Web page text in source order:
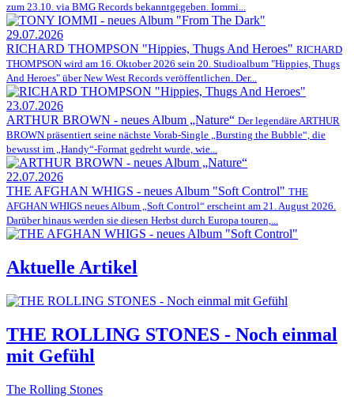
zum 23.10. via BMG Records bekanntgegeben. Iommi...
29.07.2026
RICHARD THOMPSON "Hippies, Thugs And Heroes" RICHARD
THOMPSON wird am 16. Oktober 2026 sein 20. Studioalbum "Hippies, Thugs
And Heroes" über New West Records veröffentlichen. Der...
23.07.2026
ARTHUR BROWN - neues Album „Nature“ Der legendäre ARTHUR
BROWN präsentiert seine nächste Vorab-Single „Bursting the Bubble“, die
bewusst im „Handy“-Format gedreht wurde, wie...
22.07.2026
THE AFGHAN WHIGS - neues Album "Soft Control" THE
AFGHAN WHIGS neues Album „Soft Control“ erscheint am 21. August 2026.
Darüber hinaus werden sie diesen Herbst durch Europa touren,...
Aktuelle Artikel
THE ROLLING STONES - Noch einmal
mit Gefühl
The Rolling Stones